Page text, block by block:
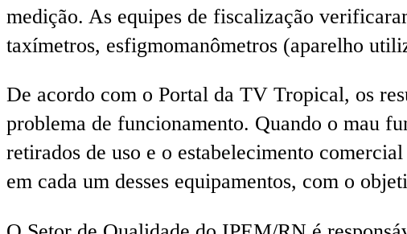
medição. As equipes de fiscalização
taxímetros, esfigmomanômetros (aparelho
De acordo com o Portal da TV Tropical, os
problema de funcionamento. Quando o mau
retirados de uso e o estabelecimento
em cada um desses equipamentos, com o